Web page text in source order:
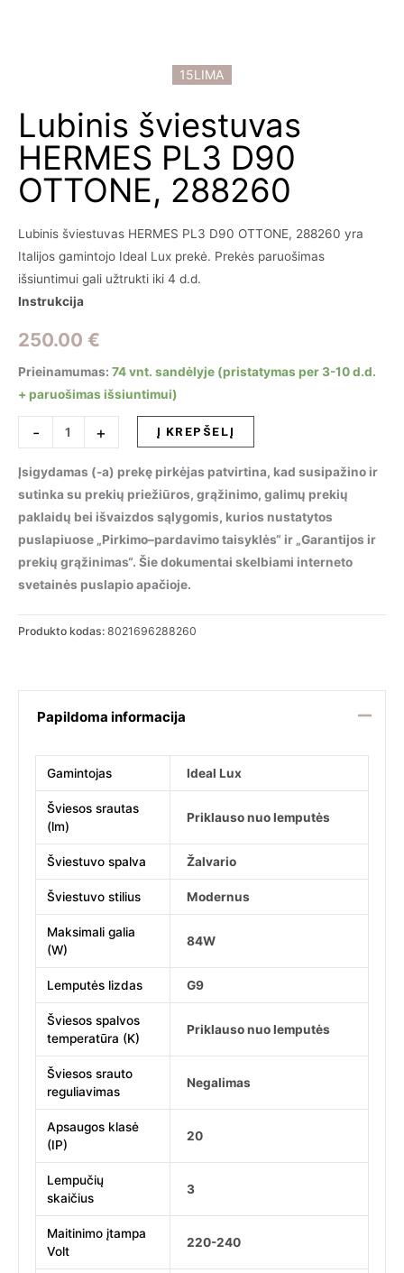
15LIMA
Lubinis šviestuvas
HERMES PL3 D90
OTTONE, 288260
Lubinis šviestuvas HERMES PL3 D90 OTTONE, 288260 yra
Italijos gamintojo Ideal Lux prekė. Prekės paruošimas
išsiuntimui gali užtrukti iki 4 d.d.
Instrukcija
250.00 €
Prieinamumas: 74 vnt. sandėlyje (pristatymas per 3-10 d.d.
+ paruošimas išsiuntimui)
-
produkto
kiekis:
Lubinis
šviestuvas
HERMES
PL3
D90
OTTONE,
+ Į KREPŠELĮ
Įsigydamas (-a) prekę pirkėjas patvirtina, kad susipažino ir
sutinka su prekių priežiūros, grąžinimo, galimų prekių
paklaidų bei išvaizdos sąlygomis, kurios nustatytos
puslapiuose „Pirkimo–pardavimo taisyklės“ ir „Garantijos ir
prekių grąžinimas“. Šie dokumentai skelbiami interneto
svetainės puslapio apačioje.
Produkto kodas: 8021696288260
Papildoma informacija
Gamintojas Ideal Lux
Šviesos srautas
(lm)
Priklauso nuo lemputės
Šviestuvo spalva Žalvario
Šviestuvo stilius Modernus
Maksimali galia
(W)
84W
Lemputės lizdas G9
Šviesos spalvos
temperatūra (K)
Priklauso nuo lemputės
Šviesos srauto
reguliavimas
Negalimas
Apsaugos klasė
(IP)
20
Lempučių
skaičius
3
Maitinimo įtampa
Volt
220-240